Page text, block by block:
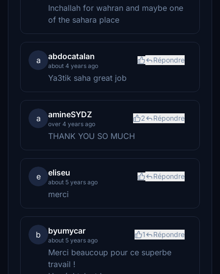
Inchallah for wahran and maybe one
of the sahara place
a abdocatalan
about 4 years ago
Répondre
Ya3tik saha great job
a amineSYDZ
over 4 years ago
2 Répondre
THANK YOU SO MUCH
e eliseu
about 5 years ago
Répondre
merci
b byumycar
about 5 years ago
1 Répondre
Merci beaucoup pour ce superbe
travail !